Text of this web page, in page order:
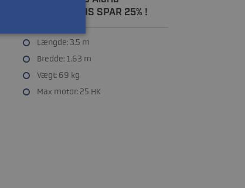
KAMPAGNEPRIS SPAR 25% !
Længde: 3.5 m
Bredde: 1.63 m
Vægt: 69 kg
Max motor: 25 HK